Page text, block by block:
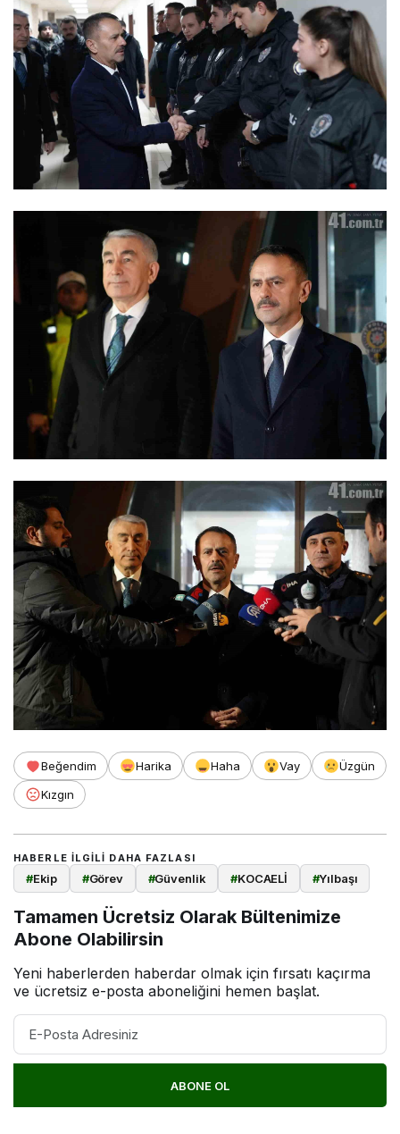
Beğendim Harika Haha Vay
Üzgün
Kızgın
HABERLE ILGILI DAHA FAZLASI
#Ekip #Görev #Güvenlik #KOCAELİ #Yılbaşı
Tamamen Ücretsiz Olarak Bültenimize
Abone Olabilirsin
Yeni haberlerden haberdar olmak için fırsatı kaçırma
ve ücretsiz e-posta aboneliğini hemen başlat.
ABONE OL